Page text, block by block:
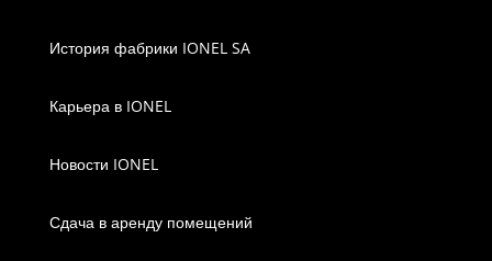
История фабрики IONEL SA
Карьера в IONEL
Новости IONEL
Сдача в аренду помещений